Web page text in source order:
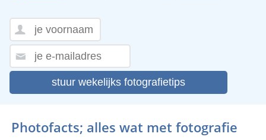
stuur wekelijks fotografietips
Photofacts; alles wat met fotografie